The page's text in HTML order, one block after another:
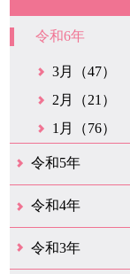
令和6年
3月（47）
2月（21）
1月（76）
令和5年
12月（38）
11月（31）
10月（29）
9月（29）
8月（28）
7月（34）
6月（21）
5月（37）
4月（30）
3月（42）
2月（20）
1月（25）
令和4年
12月（43）
11月（21）
10月（35）
9月（34）
8月（36）
7月（25）
6月（32）
5月（17）
4月（48）
3月（42）
2月（23）
1月（31）
令和3年